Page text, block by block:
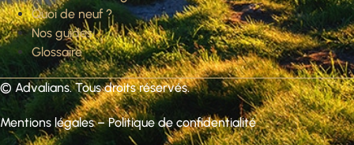
Quoi de neuf ?
Nos guides
Glossaire
© Advalians. Tous droits réservés.
Mentions légales–Politique de confidentialité